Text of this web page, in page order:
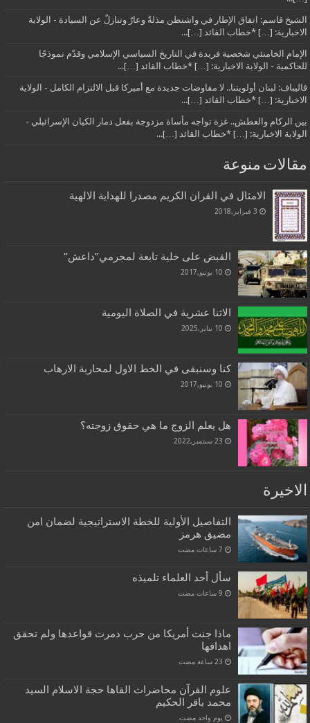
الشيخ قاسم: اتفاق الإطار في واشنطن مذلةٌ وعارٌ وتنازلٌ عن السيادة - الولاية
الاخبارية: […] *خطاب القائد […]...
الإمام الخامنئي شخصية فريدة في التاريخ السياسي الإسلامي وقدّم نموذجًا
للحاكمية - الولاية الاخبارية: […] *خطاب القائد […]...
قاليباف: لبنان أولويتنا.. لا مفاوضات جديدة مع أميركا قبل الالتزام الكامل - الولاية
الاخبارية: […] *خطاب القائد […]...
بين الركام والعطش.. غزة تواجه مأساة مزدوجة بفعل دمار الكيان الإسرائيلي -
الولاية الاخبارية: […] *خطاب القائد […]...
مقالات منوعة
الامثال في القران الكريم مصدرا للهداية الالهية
3 فبراير,2018
القبض على خلية تابعة لمجرمي”داعش”
10 يونيو,2017
الاثنا عشرية في الصلاة اليومية
10 يناير,2025
كنا وسنبقى في الخط الاول لمحاربة الارهاب
10 يونيو,2017
هل يعلم الزوج ما هي حقوق زوجته؟
23 سبتمبر,2022
الاخيرة
التفاصيل الأولية للخطة الاستراتيجية لضمان امن
مضيق هرمز
سأل أحد العلماء تلميذه
ماذا جنت أمريكا من حرب دمرت قواعدها ولم تحقق
اهدافها
علوم القرآن محاضرات القاها حجة الاسلام السيد
محمد باقر الحكيم
‏يوم واحد مضت